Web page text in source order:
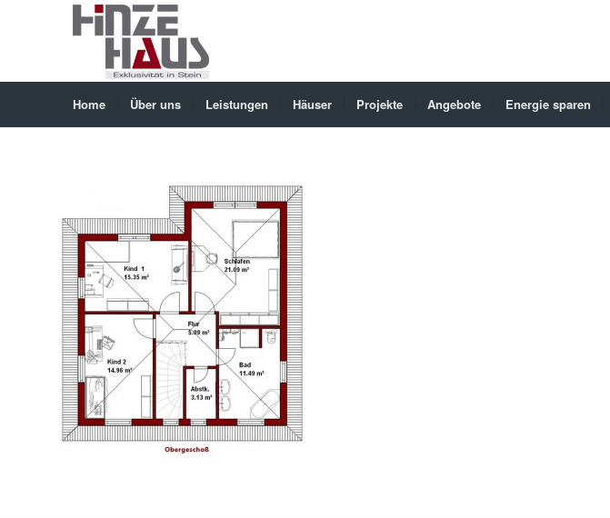
Home Über uns Leistungen Häuser Projekte Angebote Energie sparen